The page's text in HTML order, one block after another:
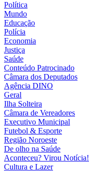
Política
Mundo
Educação
Polícia
Economia
Justiça
Saúde
Conteúdo Patrocinado
Câmara dos Deputados
Agência DINO
Geral
Ilha Solteira
Câmara de Vereadores
Executivo Municipal
Futebol & Esporte
Região Noroeste
De olho na Saúde
Aconteceu? Virou Notícia!
Cultura e Lazer